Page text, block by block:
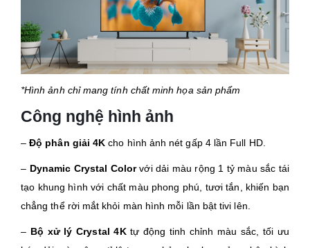
*Hình ảnh chỉ mang tính chất minh họa sản phẩm
Công nghệ hình ảnh
–Độ phân giải 4K cho hình ảnh nét gấp 4 lần Full HD.
– Dynamic Crystal Colorvới dải màu rộng 1 tỷ màu sắc tái
tạo khung hình với chất màu phong phú, tươi tắn, khiến bạn
chẳng thể rời mắt khỏi màn hình mỗi lần bật tivi lên.
– Bộ xử lý Crystal 4Ktự động tinh chỉnh màu sắc, tối ưu